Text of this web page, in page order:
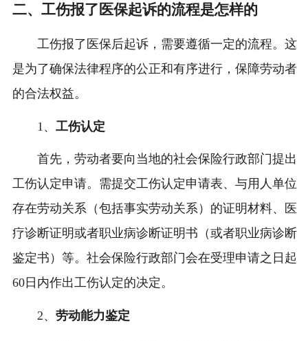
二、工伤报了医保起诉的流程是怎样的
工伤报了医保后起诉，需要遵循一定的流程。这
是为了确保法律程序的公正和有序进行，保障劳动者
的合法权益。
1、 工伤认定
首先，劳动者要向当地的社会保险行政部门提出
工伤认定申请。需提交工伤认定申请表、与用人单位
存在劳动关系（包括事实劳动关系）的证明材料、医
疗诊断证明或者职业病诊断证明书（或者职业病诊断
鉴定书）等。社会保险行政部门会在受理申请之日起
60日内作出工伤认定的决定。
2、 劳动能力鉴定